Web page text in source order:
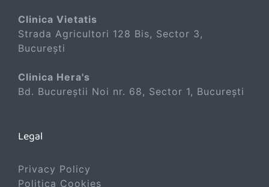
Clinica Vietatis
Strada Agricultori 128 Bis, Sector 3,
București
Clinica Hera's
Bd. Bucureștii Noi nr. 68, Sector 1, București
Legal
Privacy Policy
Politica Cookies